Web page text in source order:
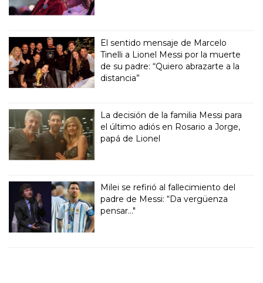
El sentido mensaje de Marcelo
Tinelli a Lionel Messi por la muerte
de su padre: “Quiero abrazarte a la
distancia”
La decisión de la familia Messi para
el último adiós en Rosario a Jorge,
papá de Lionel
Milei se refirió al fallecimiento del
padre de Messi: “Da vergüenza
pensar..."